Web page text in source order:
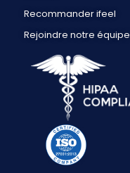
Recommander ifeel
Rejoindre notre équipe